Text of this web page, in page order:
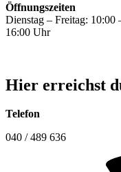
Öffnungszeiten
Dienstag – Freitag:
16:00 Uhr
Hier erreichst
Telefon
040 / 489 636